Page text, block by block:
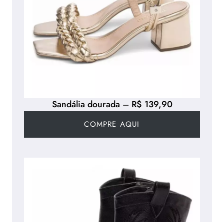
Sandália dourada – R$ 139,90
COMPRE AQUI